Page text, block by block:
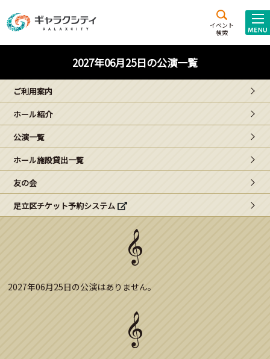
イベント
検索
施設案内
西新井
文化ホール
ギャラクシティとは
こどもみーてぃんぐ
Gがくえん
ブランドからのお知らせ
2027年06月25日の公演一覧
ご利用案内
ホール紹介
公演一覧
ホール施設貸出一覧
友の会
足立区チケット予約システム
2027年06月25日の公演はありません。